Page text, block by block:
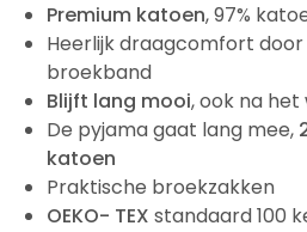
Premium katoen, 97%
Heerlijk draagcomfort
broekband
Blijft lang mooi, ook na het
De pyjama gaat lang mee,
katoen
Praktische broekzakken
OEKO- TEX standaard 100